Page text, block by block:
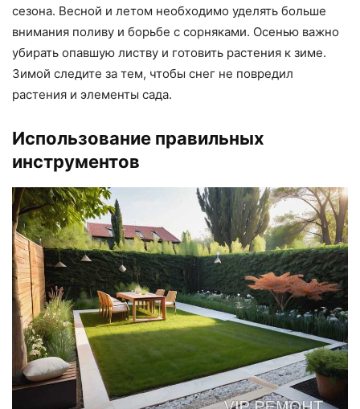
сезона. Весной и летом необходимо уделять больше
внимания поливу и борьбе с сорняками. Осенью важно
убирать опавшую листву и готовить растения к зиме.
Зимой следите за тем, чтобы снег не повредил
растения и элементы сада.
Использование правильных
инструментов